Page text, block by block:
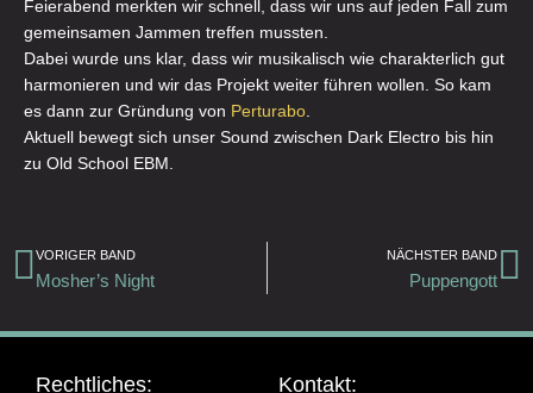
Feierabend merkten wir schnell, dass wir uns auf jeden Fall zum
gemeinsamen Jammen treffen mussten.
Dabei wurde uns klar, dass wir musikalisch wie charakterlich gut
harmonieren und wir das Projekt weiter führen wollen. So kam
es dann zur Gründung von Perturabo
Aktuell bewegt sich unser Sound zwischen Dark Electro bis hin
zu Old School EBM.
Zurück
VORIGER BAND
Mosher’s Night
NÄCHSTER BAND
Puppengott
Rechtliches: Kontakt: